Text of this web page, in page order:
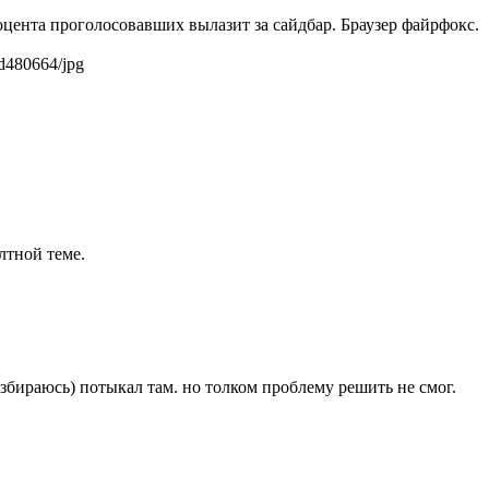
проголосовавших вылазит за сайдбар. Браузер файрфокс.
jpg
теме.
потыкал там. но толком проблему решить не смог.